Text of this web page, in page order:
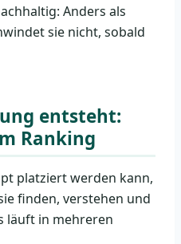
Anders als
sie nicht, sobald
entsteht:
Ranking
platziert werden kann,
finden, verstehen und
läuft in mehreren